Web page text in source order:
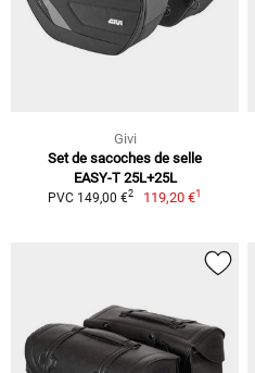
Givi
Set de sacoches de selle
EASY-T 25L+25L
PVC 149,00 €2 119,20 €1